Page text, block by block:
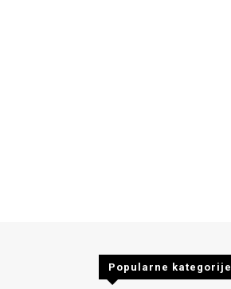
Popularne kategorije